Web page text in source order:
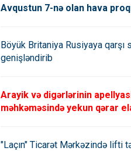
Avqustun 7-nə olan hava
Böyük Britaniya Rusiyaya qarşı
genişləndirib
Arayik və digərlərinin
məhkəməsində yekun qərar
"Laçın" Ticarət Mərkəzində lifti